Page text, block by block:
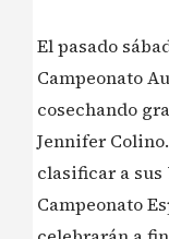
El pasado
Campeonato
cosechando
Jennifer
clasificar a
Campeonato